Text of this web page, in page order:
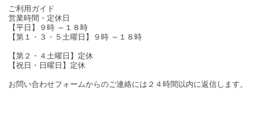
ご利用ガイド
営業時間・定休日
【平日】９時 ～１８時
【第１・３・５土曜日】９時 ～１８時
【第２・４土曜日】定休
【祝日・日曜日】定休
お問い合わせフォームからのご連絡には２４時間以内に返信します。